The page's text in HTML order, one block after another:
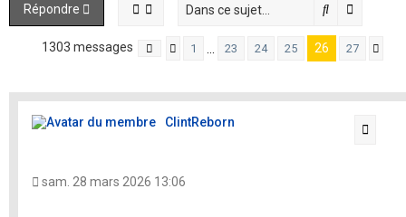
Répondre Rechercher
1303 messages Page 26 sur 27
Précédente
1 23 24 25 26 27
ClintReborn
sam. 28 mars 2026 13:06